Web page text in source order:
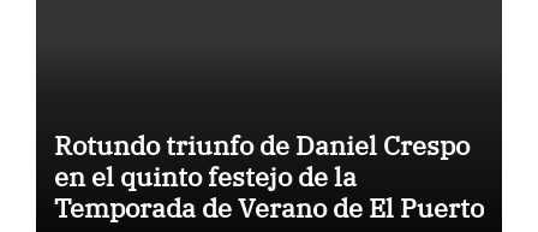
Rotundo triunfo de Daniel Crespo
en el quinto festejo de la
Temporada de Verano de El Puerto